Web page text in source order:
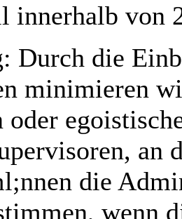
innerhalb von
Durch die
minimieren
oder
an
die
wenn